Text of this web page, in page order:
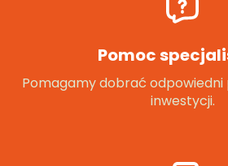
Pomoc
Pomagamy dobrać odpowiedni
inwestycji.